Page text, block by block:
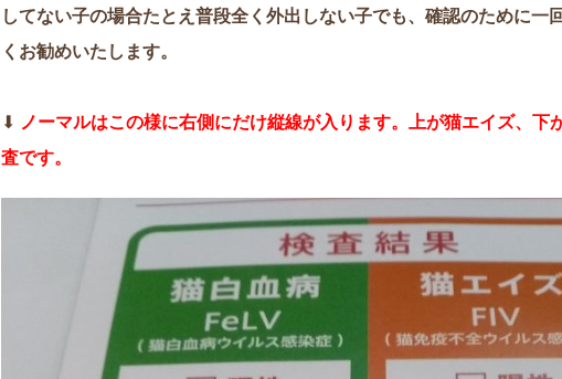
してない子の場合たとえ普段全く外出しない子でも、確認のために一
くお勧めいたします。
⬇︎ ノーマルはこの様に右側にだけ縦線が入ります。上が猫エイズ、下
査です。